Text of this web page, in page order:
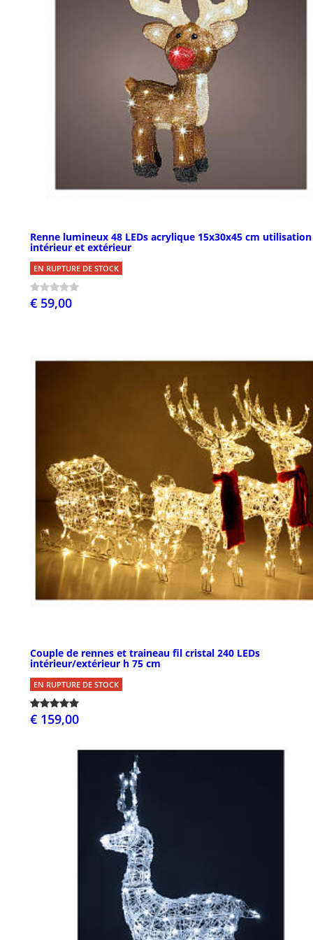
Renne lumineux 48 LEDs acrylique 15x30x45 cm utilisation
intérieur et extérieur
EN RUPTURE DE STOCK
€ 59,00
Couple de rennes et traineau fil cristal 240 LEDs
intérieur/extérieur h 75 cm
EN RUPTURE DE STOCK
€ 159,00